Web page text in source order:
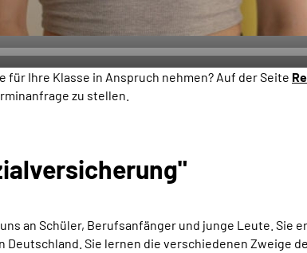
Ihre Klasse in Anspruch nehmen? Auf der Seite
zu stellen.
an Schüler, Berufsanfänger und junge Leute. Sie
Sie lernen die verschiedenen Zweige